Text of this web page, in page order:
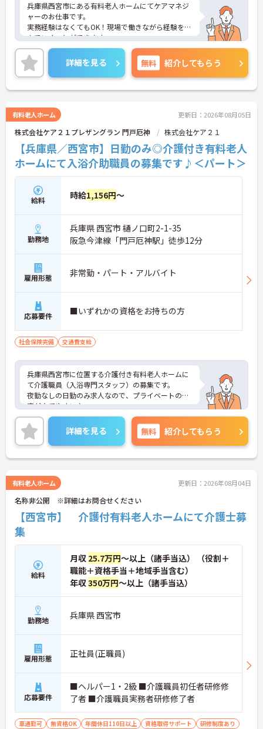
兵庫県西宮市にある有料老人ホームにてケアマネジ
ャーのお仕事です。
実務経験はなくてもOK！現場で働きながら経験を積
んでいくことができます。
ご興味ある方には、面接対策ポイントなど、さらに
詳細をお話しいたしますのでお気軽にご相談くださ
い。
詳細を見る 無料 紹介してもらう
有料老人ホーム 更新日：2026年08月05日
株式会社ケア２１プレザングラン 門戸厄神 株式会社ケア２１
【兵庫県／西宮市】日勤のみ◎介護付き有料老人
ホームにて入浴介助職員の募集です♪＜パート＞
給料 時給1,156円～
勤務地
兵庫県 西宮市 樋ノ口町2-1-35
阪急今津線「門戸厄神駅」徒歩12分
雇用形態 非常勤・パート・アルバイト
応募要件 ■いずれかの資格をお持ちの方
社会保険完備 交通費支給
兵庫県西宮市に位置する介護付き有料老人ホームに
て介護職員（入浴専門スタッフ）の募集です。
夜勤なしの日勤のみ求人なので、プライベートの予
定が立てやすい♪
交通費やヘルプ手当等、各種手当が充実しているの
も安心☆
ご興味のある方には、面接対策ポイントなど、さら
に詳細をお話しいたしますのでお気軽にご相談くだ
さい！
詳細を見る 無料 紹介してもらう
有料老人ホーム 更新日：2026年08月04日
名称非公開 ※詳細はお問合せください
【西宮市】 介護付有料老人ホームにて介護士募
集
給料
月収 25.7万円～以上（諸手当込） （役割＋
職能＋資格手当＋地域手当含む）
年収350万円～以上（諸手当込）
勤務地 兵庫県 西宮市
雇用形態 正社員(正職員)
応募要件
■ヘルパー1・2級 ■介護職員初任者研修修
了者 ■介護職員実務者研修修了者
車通勤可 無資格OK 年間休日110日以上 資格取得サポート 研修制度あり